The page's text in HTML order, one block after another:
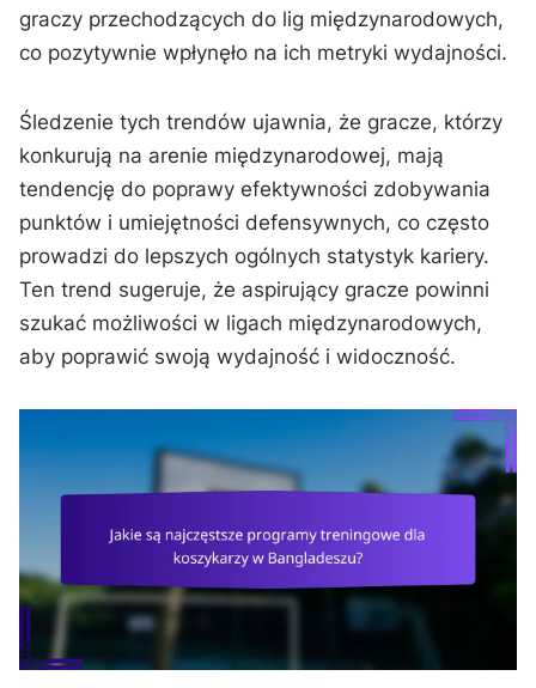
graczy przechodzących do lig międzynarodowych,
co pozytywnie wpłynęło na ich metryki wydajności.
Śledzenie tych trendów ujawnia, że gracze, którzy
konkurują na arenie międzynarodowej, mają
tendencję do poprawy efektywności zdobywania
punktów i umiejętności defensywnych, co często
prowadzi do lepszych ogólnych statystyk kariery.
Ten trend sugeruje, że aspirujący gracze powinni
szukać możliwości w ligach międzynarodowych,
aby poprawić swoją wydajność i widoczność.